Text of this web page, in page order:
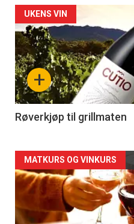
Forsiden
akkurat
nå
-
4
+
UKENS VIN
Røverkjøp til grillmaten
Forsiden
akkurat
nå
MATKURS OG VINKURS